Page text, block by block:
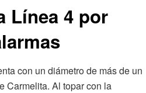
Línea 4 por
con un diámetro de más de un
Carmelita. Al topar con la